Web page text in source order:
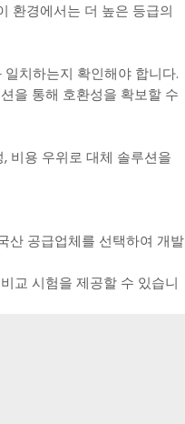
환경에서는 더 높은 등급의
치하는지 확인해야 합니다.
을 통해 호환성을 확보할 수
비용 우위로 대체 솔루션을
산 공급업체를 선택하여 개발
교 시험을 제공할 수 있습니